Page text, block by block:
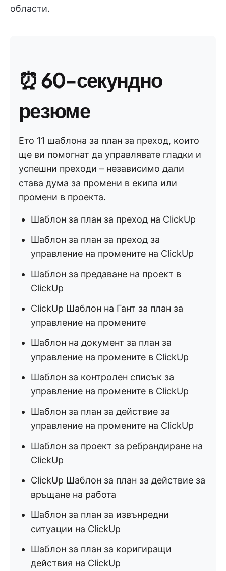
области.
⏰60-секундно
резюме
Ето 11 шаблона за план за преход, които
ще ви помогнат да управлявате гладки и
успешни преходи – независимо дали
става дума за промени в екипа или
промени в проекта.
Шаблон за план за преход на ClickUp
Шаблон за план за преход за
управление на промените на ClickUp
Шаблон за предаване на проект в
ClickUp
ClickUp Шаблон на Гант за план за
управление на промените
Шаблон на документ за план за
управление на промените в ClickUp
Шаблон за контролен списък за
управление на промените в ClickUp
Шаблон за план за действие за
управление на промените на ClickUp
Шаблон за проект за ребрандиране на
ClickUp
ClickUp Шаблон за план за действие за
връщане на работа
Шаблон за план за извънредни
ситуации на ClickUp
Шаблон за план за коригиращи
действия на ClickUp